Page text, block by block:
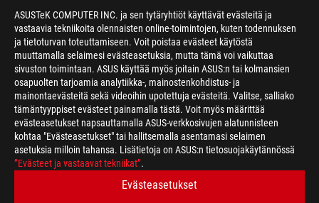
ASUSTeK COMPUTER INC. ja sen tytäryhtiöt käyttävät evästeitä ja
vastaavia tekniikoita olennaisten online-toimintojen, kuten todennuksen
ja tietoturvan toteuttamiseen. Voit poistaa evästeet käytöstä
muuttamalla selaimesi evästeasetuksia, mutta tämä voi vaikuttaa
sivuston toimintaan. ASUS käyttää myös joitain ASUS:n tai kolmansien
osapuolten tarjoamia analytiikka-, mainostenkohdistus- ja
mainontaevästeitä sekä videoihin upotettuja evästeitä. Valitse, salliako
tämäntyyppiset evästeet painamalla tästä. Voit myös määrittää
evästeasetukset napsauttamalla ASUS-verkkosivujen alatunnisteen
kohtaa "Evästeasetukset" tai hallitsemalla asentamasi selaimen
asetuksia milloin tahansa. Lisätietoja on ASUS:n tietosuojakäytännössä
”Evästeet ja vastaavat tekniikat”.
Evästeasetukset
> GAMING ROG SWIFT 360HZ
HANKI UUSIMMAT TARJOUKSET JA PALJON MUUTA